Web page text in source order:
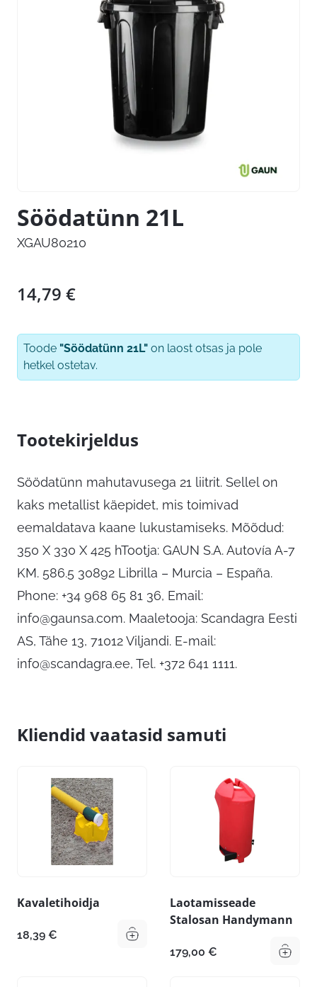
Söödatünn 21L
XGAU80210
14,79 €
Toode "Söödatünn 21L" on laost otsas ja pole
hetkel ostetav.
Tootekirjeldus
Söödatünn mahutavusega 21 liitrit. Sellel on
kaks metallist käepidet, mis toimivad
eemaldatava kaane lukustamiseks. Mõõdud:
350 X 330 X 425 hTootja: GAUN S.A. Autovía A-7
KM. 586.5 30892 Librilla – Murcia – España.
Phone: +34 968 65 81 36, Email:
info@gaunsa.com. Maaletooja: Scandagra Eesti
AS, Tähe 13, 71012 Viljandi. E-mail:
info@scandagra.ee, Tel. +372 641 1111.
Kliendid vaatasid samuti
Kavaletihoidja
18,39 €
Laotamisseade
Stalosan Handymann
179,00 €